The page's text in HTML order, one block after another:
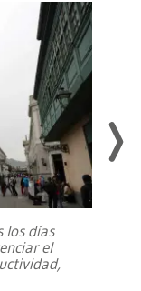
los días
el